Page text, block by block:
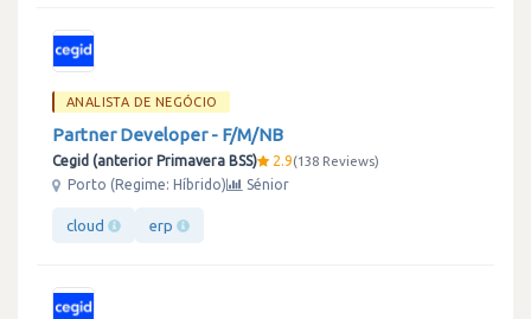
ANALISTA DE NEGÓCIO
Partner Developer - F/M/NB
Cegid (anterior Primavera BSS) 2.9 138 Reviews
Porto (Regime: Híbrido)
Sénior
cloud erp